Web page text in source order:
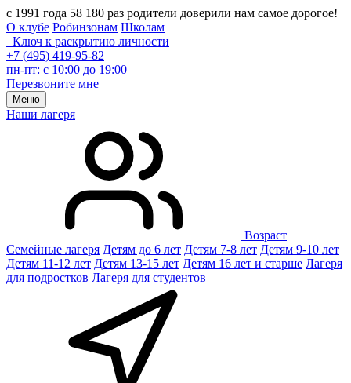
с 1991 года 58 180 раз родители доверили нам самое дорогое!
О клубе Робинзонам Школам
Ключ к раскрытию личности
+7 (495) 419-95-82
пн-пт: с 10:00 до 19:00
Перезвоните мне
Меню
Наши лагеря
Возраст
Семейные лагеря Детям до 6 лет Детям 7-8 лет Детям 9-10 лет
Детям 11-12 лет Детям 13-15 лет Детям 16 лет и старше Лагеря
для подростков Лагеря для студентов